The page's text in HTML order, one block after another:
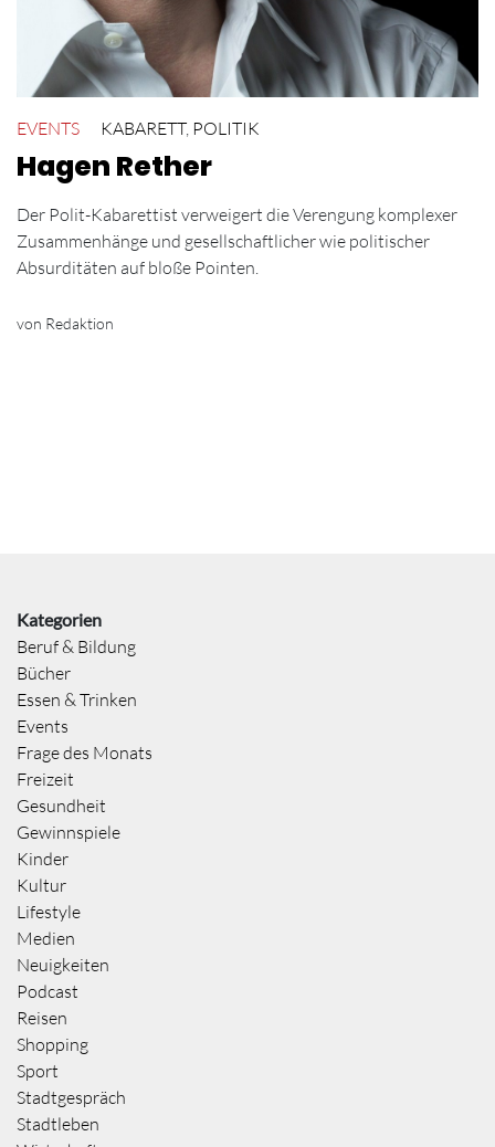
EVENTS KABARETT, POLITIK
Hagen Rether
Der Polit-Kabarettist verweigert die Verengung komplexer
Zusammenhänge und gesellschaftlicher wie politischer
Absurditäten auf bloße Pointen.
von Redaktion
Kategorien
Beruf & Bildung
Bücher
Essen & Trinken
Events
Frage des Monats
Freizeit
Gesundheit
Gewinnspiele
Kinder
Kultur
Lifestyle
Medien
Neuigkeiten
Podcast
Reisen
Shopping
Sport
Stadtgespräch
Stadtleben